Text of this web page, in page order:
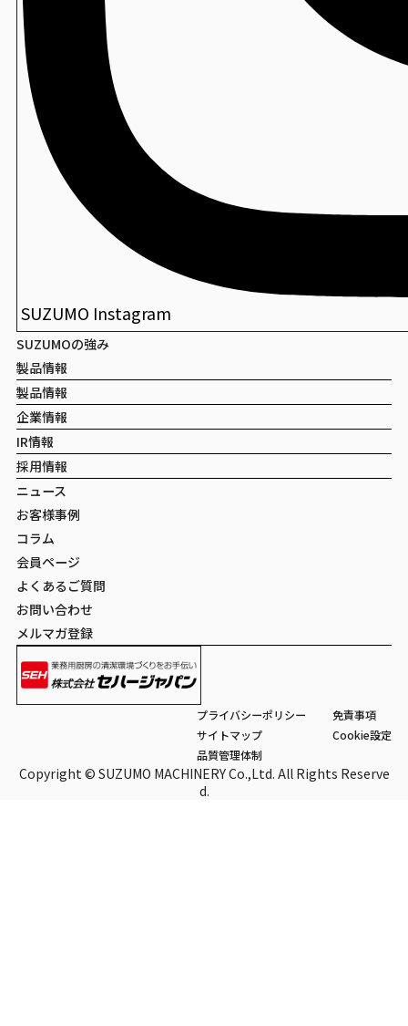
SUZUMO Instagram
SUZUMOの強み
製品情報
製品情報
企業情報
IR情報
採用情報
ニュース
お客様事例
コラム
会員ページ
よくあるご質問
お問い合わせ
メルマガ登録
プライバシーポリシー
免責事項
サイトマップ
Cookie設定
品質管理体制
Copyright © SUZUMO MACHINERY Co.,Ltd. All Rights Reserve
d.